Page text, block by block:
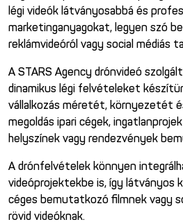
légi videók látványosabbá és
marketinganyagokat, legyen szó
reklámvideóról vagy social médiás
A STARS Agency drónvideó
dinamikus légi felvételeket
vállalkozás méretét, környezetét
megoldás ipari cégek,
helyszínek vagy rendezvények
A drónfelvételek könnyen
videóprojektekbe is, így látványos
céges bemutatkozó filmnek vagy
rövid videóknak.